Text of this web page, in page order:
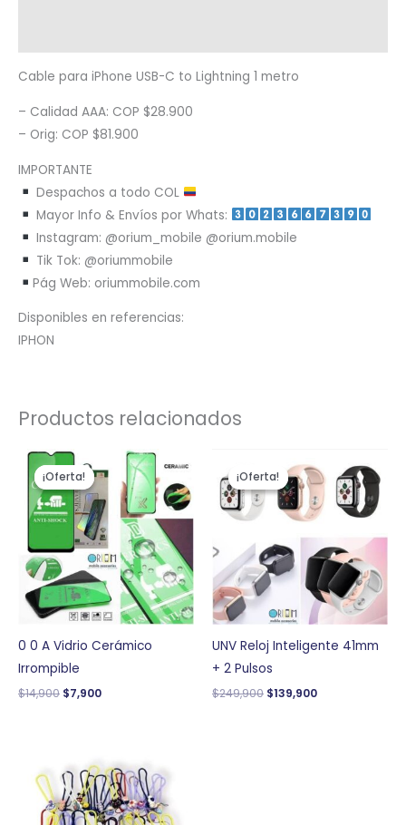
Cable para iPhone USB-C to Lightning 1 metro
– Calidad AAA: COP $28.900
– Orig: COP $81.900
IMPORTANTE
Despachos a todo COL
Mayor Info & Envíos por Whats:
Instagram: @orium_mobile @orium.mobile
Tik Tok: @oriummobile
Pág Web: oriummobile.com
Disponibles en referencias:
IPHON
Productos relacionados
¡Oferta!
¡Oferta!
0 0 A Vidrio Cerámico
Irrompible
$14,900
El
precio
original
era:
$14,900.
$7,900
precio
actual
es:
$7,900.
¡Oferta!
¡Oferta!
UNV Reloj Inteligente 41mm
+ 2 Pulsos
$249,900
precio
original
era:
$249,900.
$139,900
precio
actual
es:
$139,900.